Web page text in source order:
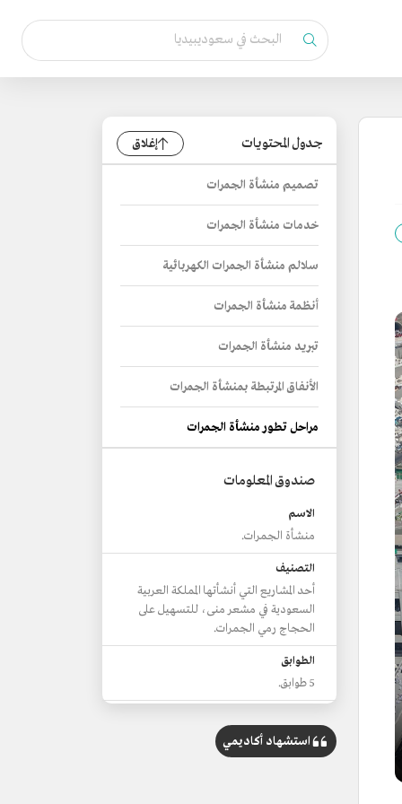
جدول المحتويات إغلاق
تصميم منشأة الجمرات
خدمات منشأة الجمرات
سلالم منشأة الجمرات الكهربائية
أنظمة منشأة الجمرات
تبريد منشأة الجمرات
الأنفاق المرتبطة بمنشأة الجمرات
مراحل تطور منشأة الجمرات
صندوق المعلومات
الاسم
منشأة الجمرات.
التصنيف
أحد المشاريع التي أنشأتها المملكة العربية
السعودية في مشعر منى، للتسهيل على
الحجاج رمي الجمرات.
الطوابق
5 طوابق.
12م.استشهاد أكاديمي